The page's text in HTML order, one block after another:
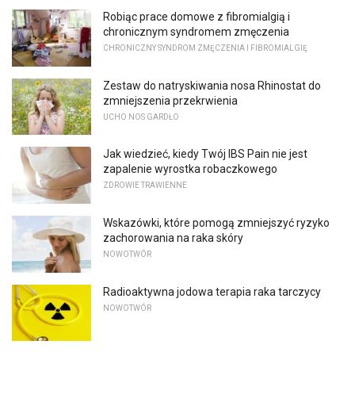
Robiąc prace domowe z fibromialgią i
chronicznym syndromem zmęczenia
CHRONICZNY SYNDROM ZMĘCZENIA I FIBROMIALGIĘ
Zestaw do natryskiwania nosa Rhinostat do
zmniejszenia przekrwienia
UCHO NOS GARDŁO
Jak wiedzieć, kiedy Twój IBS Pain nie jest
zapalenie wyrostka robaczkowego
ZDROWIE TRAWIENNE
Wskazówki, które pomogą zmniejszyć ryzyko
zachorowania na raka skóry
NOWOTWÓR
Radioaktywna jodowa terapia raka tarczycy
NOWOTWÓR